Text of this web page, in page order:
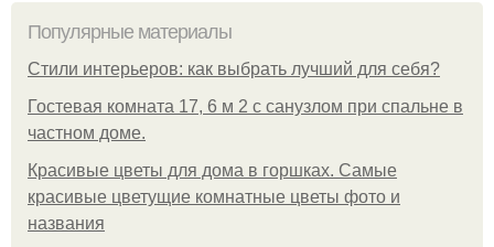
Популярные материалы
Стили интерьеров: как выбрать лучший для себя?
Гостевая комната 17, 6 м 2 с санузлом при спальне в
частном доме.
Красивые цветы для дома в горшках. Самые
красивые цветущие комнатные цветы фото и
названия